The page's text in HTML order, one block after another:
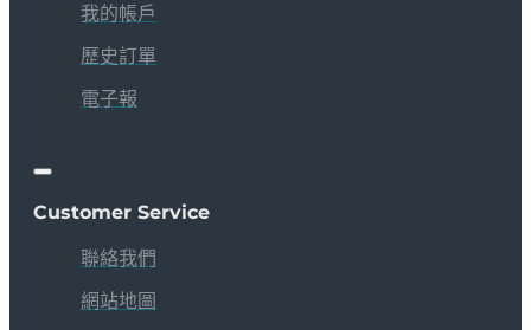
我的帳戶
歷史訂單
電子報
Customer Service
聯絡我們
網站地圖